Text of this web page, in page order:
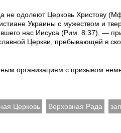
не одолеют Церковь Христову
Украины с мужеством и
нас Иисуса (Рим. 8:37), —
Церкви, пребывающей в
организациям с призывом
Церковь Верховная Рада